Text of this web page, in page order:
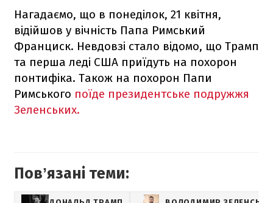
Нагадаємо, що в понеділок, 21 квітня,
відійшов у вічність Папа Римський
Франциск. Невдовзі стало відомо, що Трамп
та перша леді США приїдуть на похорон
понтифіка. Також на похорон Папи
Римського поїде президентське подружжя
Зеленських.
Повʼязані теми: